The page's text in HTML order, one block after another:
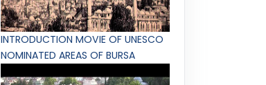
INTRODUCTION MOVIE OF UNESCO
NOMINATED AREAS OF BURSA